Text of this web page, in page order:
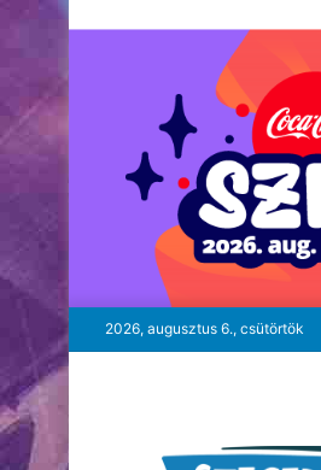
2026, augusztus 6., csütörtök